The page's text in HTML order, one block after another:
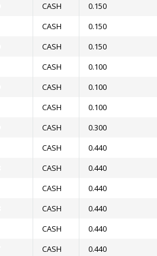
CASH 0.150
CASH 0.150
CASH 0.150
CASH 0.100
CASH 0.100
CASH 0.100
CASH 0.300
CASH 0.440
CASH 0.440
CASH 0.440
CASH 0.440
CASH 0.440
CASH 0.440